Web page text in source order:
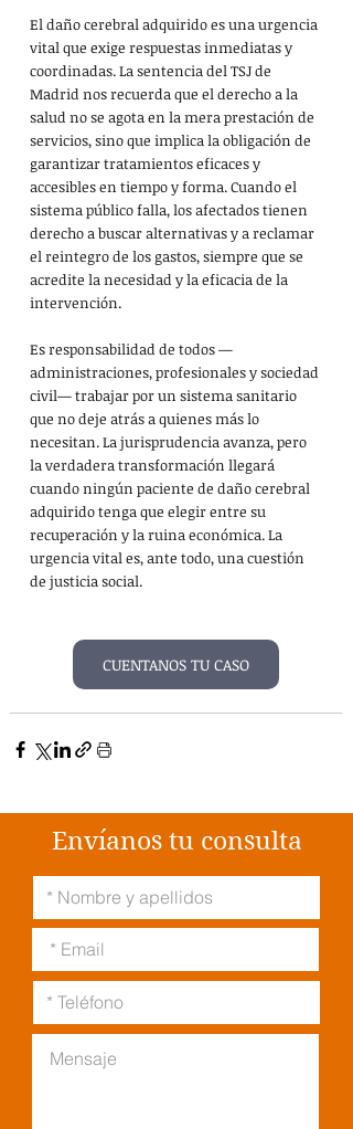
El daño cerebral adquirido es una urgencia
vital que exige respuestas inmediatas y
coordinadas. La sentencia del TSJ de
Madrid nos recuerda que el derecho a la
salud no se agota en la mera prestación de
servicios, sino que implica la obligación de
garantizar tratamientos eficaces y
accesibles en tiempo y forma. Cuando el
sistema público falla, los afectados tienen
derecho a buscar alternativas y a reclamar
el reintegro de los gastos, siempre que se
acredite la necesidad y la eficacia de la
intervención.
Es responsabilidad de todos —
administraciones, profesionales y sociedad
civil— trabajar por un sistema sanitario
que no deje atrás a quienes más lo
necesitan. La jurisprudencia avanza, pero
la verdadera transformación llegará
cuando ningún paciente de daño cerebral
adquirido tenga que elegir entre su
recuperación y la ruina económica. La
urgencia vital es, ante todo, una cuestión
de justicia social.
CUENTANOS TU CASO
Envíanos tu consulta